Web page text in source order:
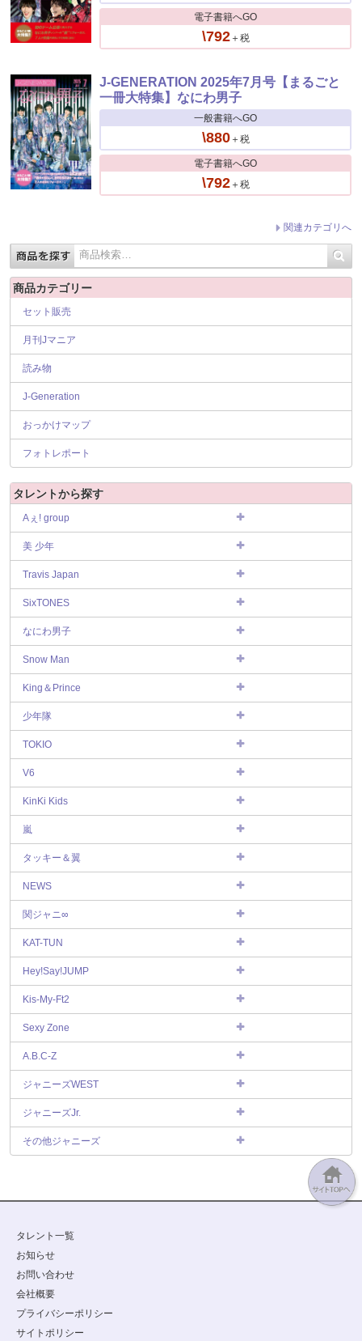
電子書籍へGO
\792＋税
J-GENERATION 2025年7月号【まるごと
一冊大特集】なにわ男子
一般書籍へGO
\880＋税
電子書籍へGO
\792＋税
関連カテゴリへ
商品カテゴリー
セット販売
月刊Jマニア
読み物
J-Generation
おっかけマップ
フォトレポート
タレントから探す
Aぇ! group
美 少年
Travis Japan
SixTONES
なにわ男子
Snow Man
King＆Prince
少年隊
TOKIO
V6
KinKi Kids
嵐
タッキー＆翼
NEWS
関ジャニ∞
KAT-TUN
Hey!Say!JUMP
Kis-My-Ft2
Sexy Zone
A.B.C-Z
ジャニーズWEST
ジャニーズJr.
その他ジャニーズ
タレント一覧
お知らせ
お問い合わせ
会社概要
プライバシーポリシー
サイトポリシー